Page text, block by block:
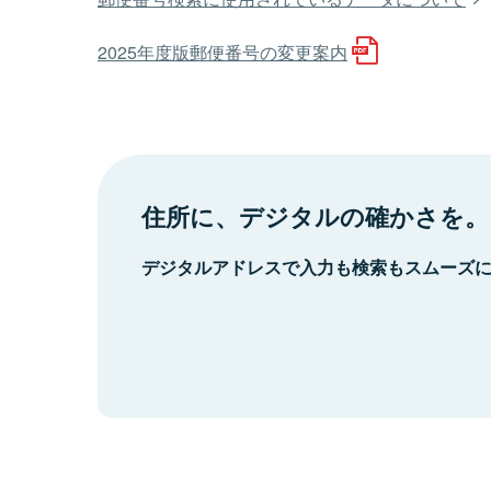
2025年度版郵便番号の変更案内
住所に、デジタルの確かさを。
デジタルアドレスで入力も検索もスムーズ